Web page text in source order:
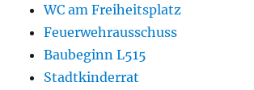
WC am Freiheitsplatz
Feuerwehrausschuss
Baubeginn L515
Stadtkinderrat